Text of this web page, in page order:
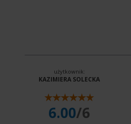
użytkownik:
KAZIMIERA SOLECKA
6.00/6